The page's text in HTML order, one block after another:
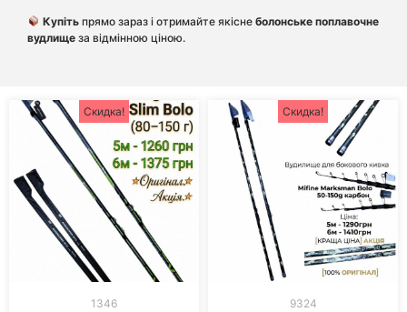
Купітьпрямо зараз і отримайте якісне болонське поплавочне
вудлище за відмінною ціною.
Скидка!
1346
Скидка!
9324